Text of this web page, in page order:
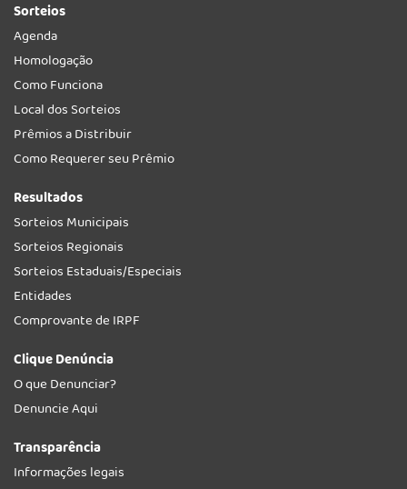
Sorteios
Agenda
Homologação
Como Funciona
Local dos Sorteios
Prêmios a Distribuir
Como Requerer seu Prêmio
Resultados
Sorteios Municipais
Sorteios Regionais
Sorteios Estaduais/Especiais
Entidades
Comprovante de IRPF
Clique Denúncia
O que Denunciar?
Denuncie Aqui
Transparência
Informações legais